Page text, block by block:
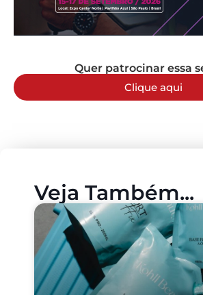
Quer patrocinar essa
Clique aqui
Veja Também...